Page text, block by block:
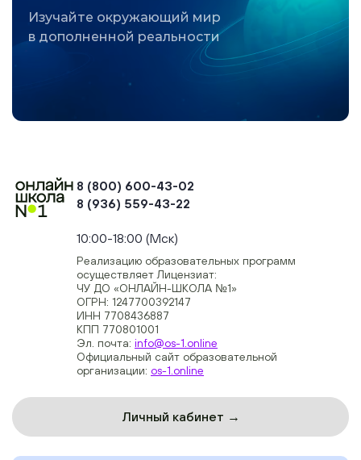
Изучайте окружающий мир
в дополненной реальности
8 (800) 600-43-02
8 (936) 559-43-22
10:00-18:00 (Мск)
Реализацию образовательных программ
осуществляет Лицензиат:
ЧУ ДО «ОНЛАЙН-ШКОЛА №1»
ОГРН: 1247700392147
ИНН 7708436887
КПП 770801001
Эл. почта: info@os-1.online
Официальный сайт образовательной
организации: os-1.online
Личный кабинет →